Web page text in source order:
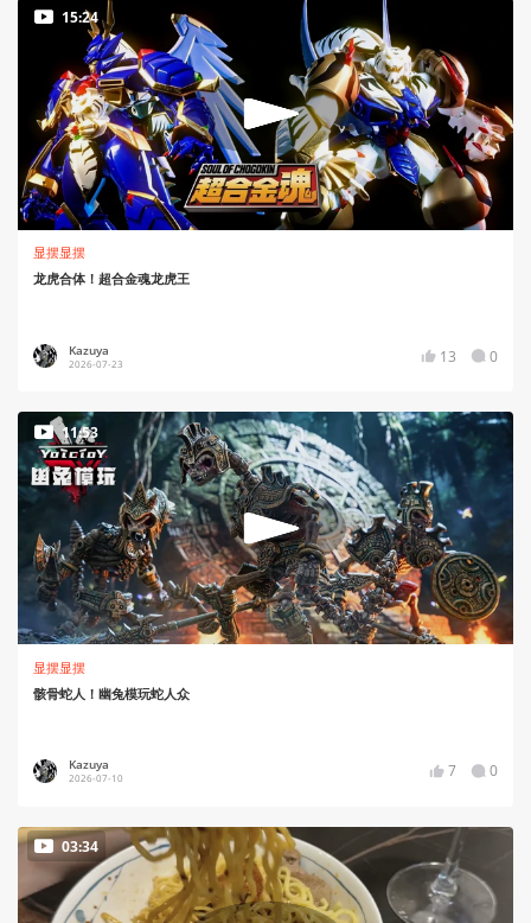
15:24
显摆显摆
龙虎合体！超合金魂龙虎王
Kazuya
2026-07-23 13 0
11:53
显摆显摆
骸骨蛇人！幽兔模玩蛇人众
Kazuya
2026-07-10 7 0
03:34